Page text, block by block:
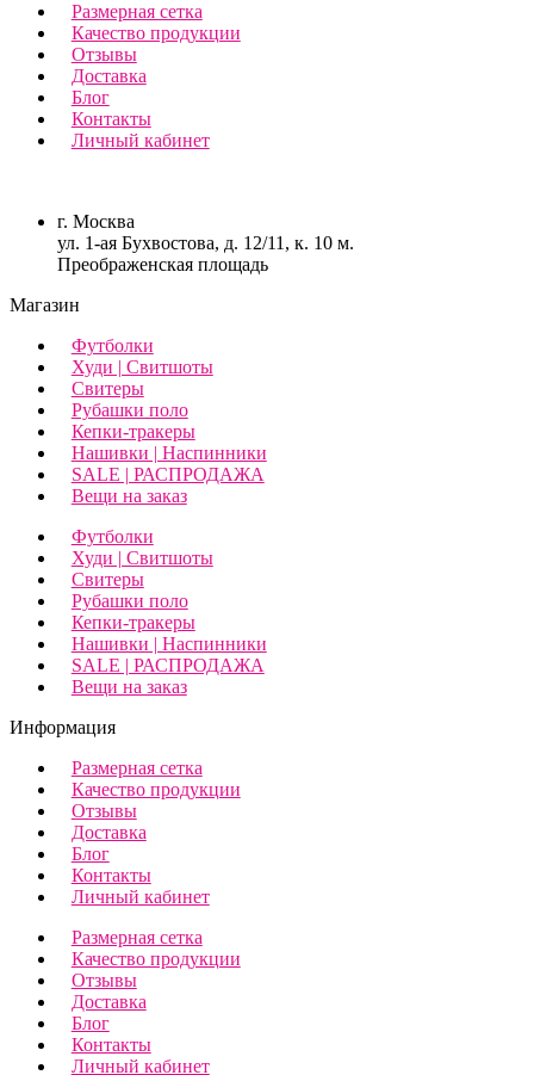
Размерная сетка
Качество продукции
Отзывы
Доставка
Блог
Контакты
Личный кабинет
г. Москва
ул. 1-ая Бухвостова, д. 12/11, к. 10 м.
Преображенская площадь
Магазин
Футболки
Худи | Свитшоты
Свитеры
Рубашки поло
Кепки-тракеры
Нашивки | Наспинники
SALE | РАСПРОДАЖА
Вещи на заказ
Футболки
Худи | Свитшоты
Свитеры
Рубашки поло
Кепки-тракеры
Нашивки | Наспинники
SALE | РАСПРОДАЖА
Вещи на заказ
Информация
Размерная сетка
Качество продукции
Отзывы
Доставка
Блог
Контакты
Личный кабинет
Размерная сетка
Качество продукции
Отзывы
Доставка
Блог
Контакты
Личный кабинет